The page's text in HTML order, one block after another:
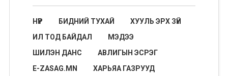
НҮҮР БИДНИЙ ТУХАЙ
ХУУЛЬ ЭРХ ЗҮЙ
ИЛ ТОД БАЙДАЛ
МЭДЭЭ
ШИЛЭН ДАНС
АВЛИГЫН ЭСРЭГ
E-ZASAG.MN
ХАРЬЯА ГАЗРУУД